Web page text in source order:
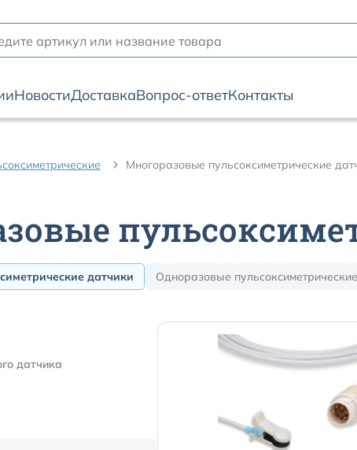
НовостиДоставкаВопрос-ответКонтакты
Многоразовые пульсоксиметрические
датчики Одноразовые
датчика